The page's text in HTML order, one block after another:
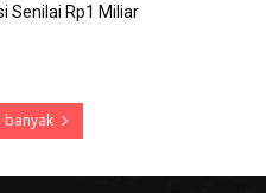
Senilai Rp1 Miliar
banyak